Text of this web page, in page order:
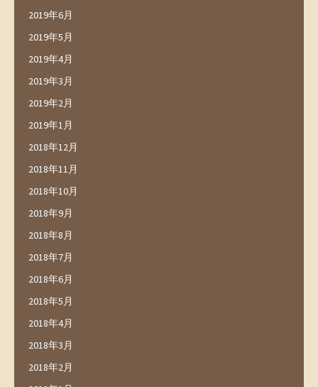
2019年6月
2019年5月
2019年4月
2019年3月
2019年2月
2019年1月
2018年12月
2018年11月
2018年10月
2018年9月
2018年8月
2018年7月
2018年6月
2018年5月
2018年4月
2018年3月
2018年2月